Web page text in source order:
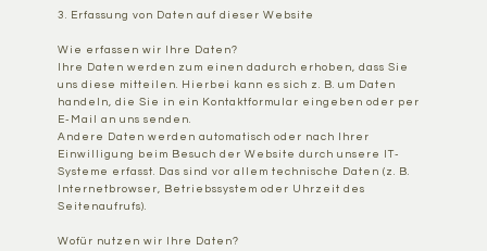
3. Erfassung von Daten auf dieser Website
Wie erfassen wir Ihre Daten?
Ihre Daten werden zum einen dadurch erhoben, dass Sie
uns diese mitteilen. Hierbei kann es sich z. B. um Daten
handeln, die Sie in ein Kontaktformular eingeben oder per
E-Mail an uns senden.
Andere Daten werden automatisch oder nach Ihrer
Einwilligung beim Besuch der Website durch unsere IT-
Systeme erfasst. Das sind vor allem technische Daten (z. B.
Internetbrowser, Betriebssystem oder Uhrzeit des
Seitenaufrufs).
Wofür nutzen wir Ihre Daten?